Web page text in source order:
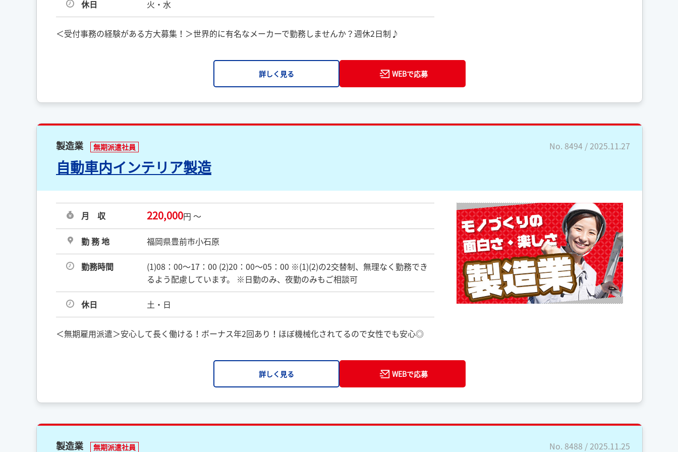
休日 火・水
＜受付事務の経験がある方大募集！＞世界的に有名なメーカーで勤務しませんか？週休2日制♪
WEBで応募
詳しく見る
製造業 無期派遣社員 No. 8494 / 2025.11.27
自動車内インテリア製造
月 収 220,000円 ～
勤 務 地 福岡県豊前市小石原
勤務時間
(1)08：00〜17：00 (2)20：00〜05：00 ※(1)(2)の2交替制、無理なく勤務でき
るよう配慮しています。 ※日勤のみ、夜勤のみもご相談可
休日 土・日
＜無期雇用派遣＞安心して長く働ける！ボーナス年2回あり！ほぼ機械化されてるので女性でも安心◎
WEBで応募
詳しく見る
製造業 無期派遣社員 No. 8488 / 2025.11.25